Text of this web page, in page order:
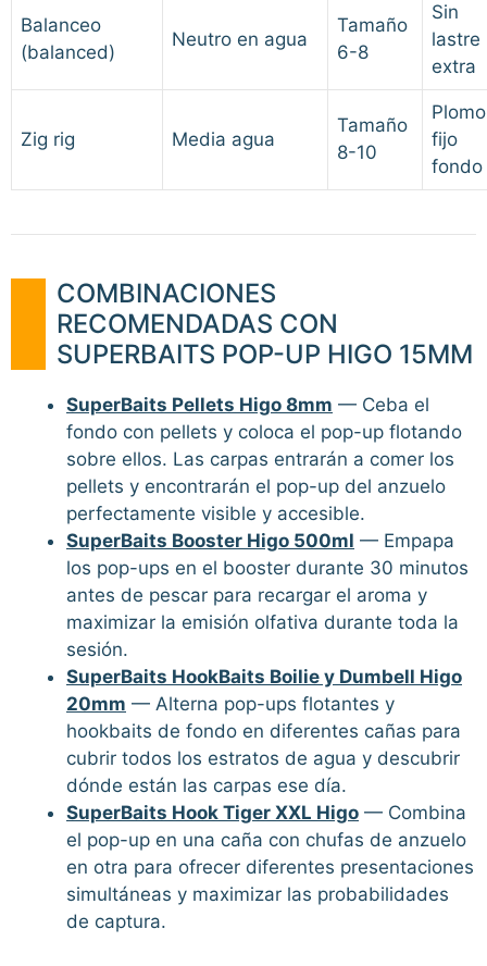
Balanceo
(balanced)
Neutro en agua
Tamaño
6-8
Sin
lastre
extra
Zig rig Media agua
Tamaño
8-10
Plomo
fijo
fondo
COMBINACIONES
RECOMENDADAS CON
SUPERBAITS POP-UP HIGO 15MM
SuperBaits Pellets Higo 8mm — Ceba el
fondo con pellets y coloca el pop-up flotando
sobre ellos. Las carpas entrarán a comer los
pellets y encontrarán el pop-up del anzuelo
perfectamente visible y accesible.
SuperBaits Booster Higo 500ml — Empapa
los pop-ups en el booster durante 30 minutos
antes de pescar para recargar el aroma y
maximizar la emisión olfativa durante toda la
sesión.
SuperBaits HookBaits Boilie y Dumbell Higo
20mm — Alterna pop-ups flotantes y
hookbaits de fondo en diferentes cañas para
cubrir todos los estratos de agua y descubrir
dónde están las carpas ese día.
SuperBaits Hook Tiger XXL Higo — Combina
el pop-up en una caña con chufas de anzuelo
en otra para ofrecer diferentes presentaciones
simultáneas y maximizar las probabilidades
de captura.